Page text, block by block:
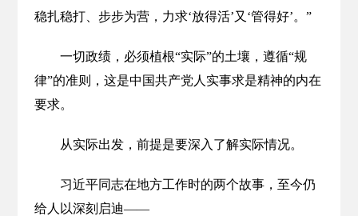
稳扎稳打、步步为营，力求‘放得活’又‘管得好’。”
一切政绩，必须植根“实际”的土壤，遵循“规
律”的准则，这是中国共产党人实事求是精神的内在
要求。
从实际出发，前提是要深入了解实际情况。
习近平同志在地方工作时的两个故事，至今仍
给人以深刻启迪——